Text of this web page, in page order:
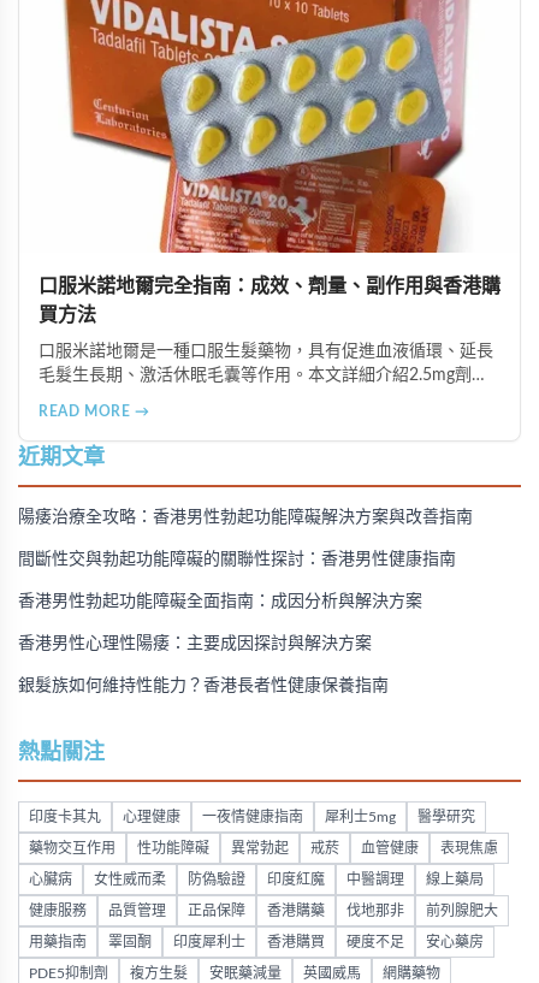
口服米諾地爾完全指南：成效、劑量、副作用與香港購
買方法
口服米諾地爾是一種口服生髮藥物，具有促進血液循環、延長
毛髮生長期、激活休眠毛囊等作用。本文詳細介紹2.5mg劑量
購買方法，並提供真實用戶經驗分享。
READ MORE →
近期文章
陽痿治療全攻略：香港男性勃起功能障礙解決方案與改善指南
間斷性交與勃起功能障礙的關聯性探討：香港男性健康指南
香港男性勃起功能障礙全面指南：成因分析與解決方案
香港男性心理性陽痿：主要成因探討與解決方案
銀髮族如何維持性能力？香港長者性健康保養指南
熱點關注
印度卡其丸 心理健康 一夜情健康指南 犀利士5mg 醫學研究
藥物交互作用 性功能障礙 異常勃起 戒菸 血管健康 表現焦慮
心臟病 女性威而柔 防偽驗證 印度紅魔 中醫調理 線上藥局
健康服務 品質管理 正品保障 香港購藥 伐地那非 前列腺肥大
用藥指南 睪固酮 印度犀利士 香港購買 硬度不足 安心藥房
PDE5抑制劑 複方生髮 安眠藥減量 英國威馬 網購藥物